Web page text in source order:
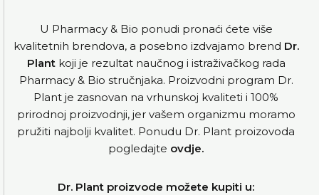
U Pharmacy & Bio ponudi pronaći ćete više
kvalitetnih brendova, a posebno izdvajamo brend Dr.
Plantkoji je rezultat naučnog i istraživačkog rada
Pharmacy & Bio stručnjaka. Proizvodni program Dr.
Plant je zasnovan na vrhunskoj kvaliteti i 100%
prirodnoj proizvodnji, jer vašem organizmu moramo
pružiti najbolji kvalitet. Ponudu Dr. Plant proizovoda
pogledajte ovdje.
Dr. Plant proizvode možete kupiti u: